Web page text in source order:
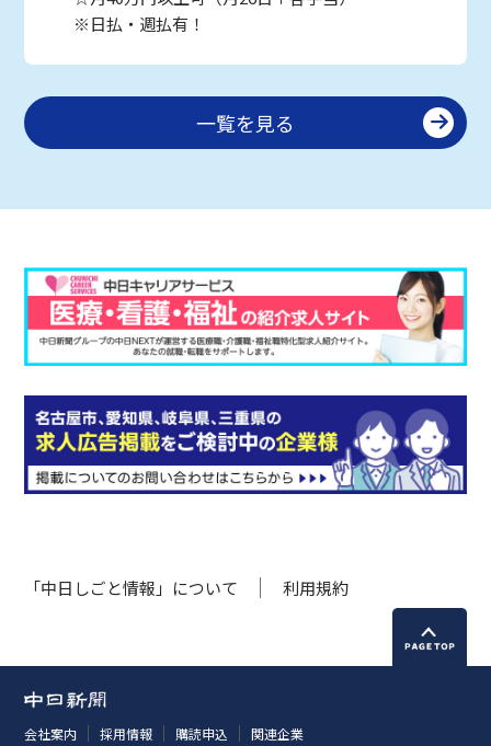
※日払・週払有！
一覧を見る
「中日しごと情報」について 利用規約
会社案内 採用情報 購読申込 関連企業